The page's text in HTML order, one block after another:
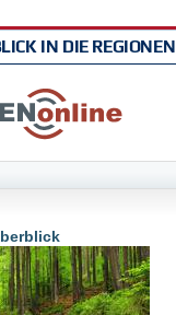
IN DIE REGIONEN